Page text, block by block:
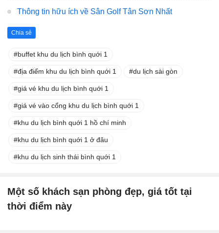
Thông tin hữu ích về Sân Golf Tân Sơn Nhất
Chia sẻ
buffet khu du lịch bình quới 1
địa điểm khu du lịch bình quới 1 du lịch sài gòn
giá vé khu du lịch bình quới 1
giá vé vào cổng khu du lịch bình quới 1
khu du lịch bình quới 1 hồ chí minh
khu du lịch bình quới 1 ở đâu
khu du lịch sinh thái bình quới 1
Một số khách sạn phòng đẹp, giá tốt tại
thời điểm này